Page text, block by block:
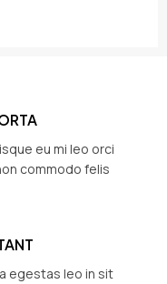
eu mi leo orci
commodo felis
egestas leo in sit